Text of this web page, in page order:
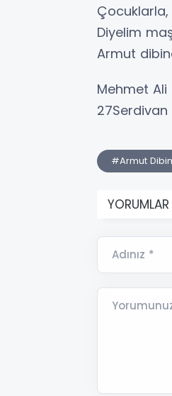
Diyelim
Armut
Mehmet Ali
27Serdivan
#Armut
YORUMLAR
Adınız *